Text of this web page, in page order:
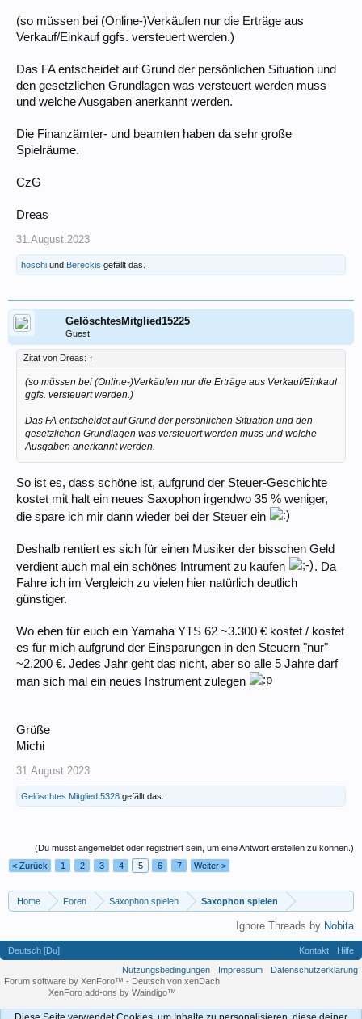
(so müssen bei (Online-)Verkäufen nur die Erträge aus
Verkauf/Einkauf ggfs. versteuert werden.)
Das FA entscheidet auf Grund der persönlichen Situation und
den gesetzlichen Grundlagen was versteuert werden muss
und welche Ausgaben anerkannt werden.
Die Finanzämter- und beamten haben da sehr große
Spielräume.
CzG
Dreas
31.August.2023
hoschi und Bereckis gefällt das.
GelöschtesMitglied15225
Guest
Zitat von Dreas: ↑
(so müssen bei (Online-)Verkäufen nur die Erträge aus Verkauf/Einkauf
ggfs. versteuert werden.)
Das FA entscheidet auf Grund der persönlichen Situation und den
gesetzlichen Grundlagen was versteuert werden muss und welche
Ausgaben anerkannt werden.
So ist es, dass schöne ist, aufgrund der Steuer-Geschichte
kostet mit halt ein neues Saxophon irgendwo 35 % weniger,
die spare ich mir dann wieder bei der Steuer ein
Deshalb rentiert es sich für einen Musiker der bisschen Geld
verdient auch mal ein schönes Intrument zu kaufen
. Da
Fahre ich im Vergleich zu vielen hier natürlich deutlich
günstiger.
Wo eben für euch ein Yamaha YTS 62 ~3.300 € kostet / kostet
es für mich aufgrund der Einsparungen in den Steuern "nur"
~2.200 €. Jedes Jahr geht das nicht, aber so alle 5 Jahre darf
man sich mal ein neues Instrument zulegen
Grüße
Michi
31.August.2023
Gelöschtes Mitglied 5328 gefällt das.
(Du musst angemeldet oder registriert sein, um eine Antwort erstellen zu können.)
< Zurück
1 2 3 4 5 6 7 Weiter >
Home Foren Saxophon spielen Saxophon spielen
Ignore Threads by Nobita
Deutsch [Du] Kontakt
Hilfe
Nutzungsbedingungen
Impressum
Datenschutzerklärung
Forum software by XenForo™ - Deutsch von xenDach
XenForo add-ons by Waindigo™